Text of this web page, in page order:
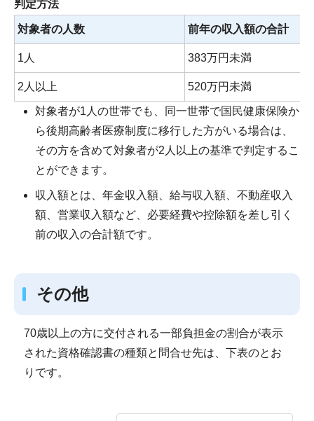
判定方法
対象者の人数 前年の収入額の合計
1人 383万円未満
2人以上 520万円未満
対象者が1人の世帯でも、同一世帯で国民健康保険か
ら後期高齢者医療制度に移行した方がいる場合は、
その方を含めて対象者が2人以上の基準で判定するこ
とができます。
収入額とは、年金収入額、給与収入額、不動産収入
額、営業収入額など、必要経費や控除額を差し引く
前の収入の合計額です。
その他
70歳以上の方に交付される一部負担金の割合が表示
された資格確認書の種類と問合せ先は、下表のとお
りです。